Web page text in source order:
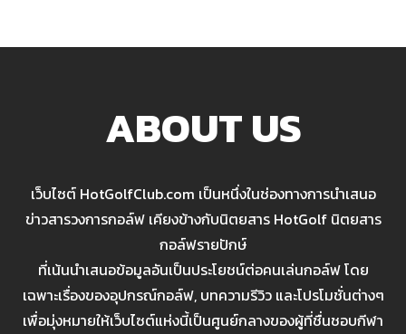
ABOUT US
เว็บไซต์ HotGolfClub.com เป็นหนึ่งในช่องทางการนำเสนอ
ข่าวสารวงการกอล์ฟ เคียงข้างกับนิตยสาร HotGolf นิตยสาร
กอล์ฟรายปักษ์
ที่เน้นนำเสนอข้อมูลอันเป็นประโยชน์ต่อคนเล่นกอล์ฟ โดย
เฉพาะเรื่องของอุปกรณ์กอล์ฟ, บทความรีวิว และโปรโมชั่นต่างๆ
เพื่อมุ่งหมายให้เว็บไซต์แห่งนี้เป็นศูนย์กลางของผู้ที่ชื่นชอบกีฬา